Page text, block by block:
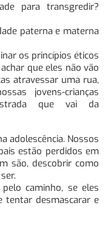
para transgredir?
paterna e materna
os princípios éticos
que eles não vão
atravessar uma rua,
jovens-crianças
que vai da
adolescência. Nossos
estão perdidos em
são, descobrir como
caminho, se eles
tentar desmascarar e